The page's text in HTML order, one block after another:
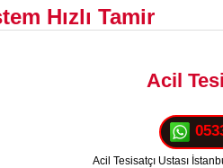
Hızlı Tamir
Acil
Acil Tesisatçı Ustası